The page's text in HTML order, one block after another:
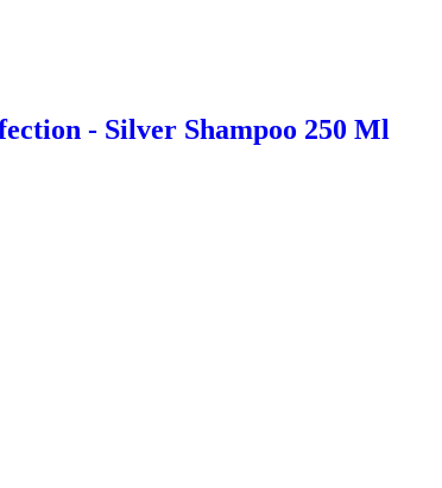
- Silver Shampoo 250 Ml